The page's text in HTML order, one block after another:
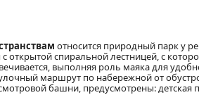
относится природный парк у
открытой спиральной лестницей, с
выполняя роль маяка для
маршрут по набережной от
башни, предусмотрены: